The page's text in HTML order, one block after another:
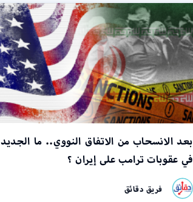
بعد الانسحاب من الاتفاق النووي.. ما الجديد
في عقوبات ترامب على إيران ؟
فريق دقائق